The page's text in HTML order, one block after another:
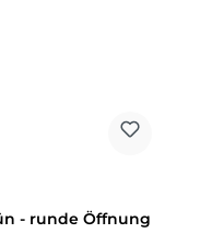
- runde Öffnung